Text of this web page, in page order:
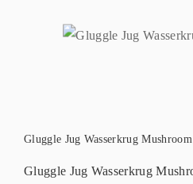
Gluggle Jug Wasserkrug
Gluggle Jug Wasserkrug